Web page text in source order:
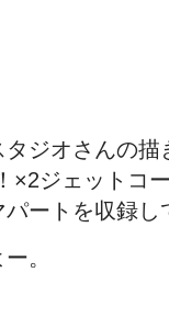
ジオさんの描
×2ジェットコ
ートを収録し
。